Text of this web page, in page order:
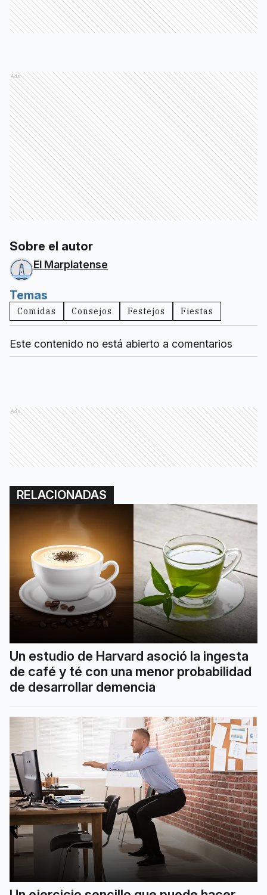
Ads
Sobre el autor
El Marplatense
Temas
Comidas Consejos Festejos Fiestas
Este contenido no está abierto a comentarios
Ads
RELACIONADAS
Un estudio de Harvard asoció la ingesta
de café y té con una menor probabilidad
de desarrollar demencia